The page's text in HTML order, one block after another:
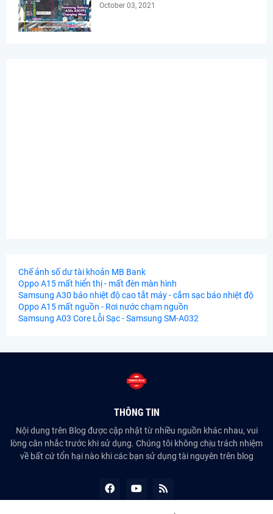
October 03, 2021
Chế ảnh số dư tài khoản MB Bank
Oppo A15 mất hiển thị - mất đèn màn hình
Samsung A30 báo nhiệt độ cao tắt máy - cắm sạc báo nhiệt độ
Oppo A15 mất nguồn - Rơi nước chạm nguồn
Samsung A03 Core Lỗi Sạc - Samsung SM-A032
THÔNG TIN
Nội dung trên Blog được cập nhật từ nhiều nguồn khác nhau, vui
lòng cân nhắc trước khi sử dụng. Chúng tôi không chịu trách nhiệm
về bất cứ tổn hại nào khi các bạn sử dụng tài nguyên trên blog